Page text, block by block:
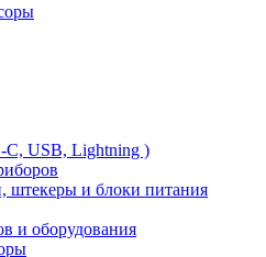
C, USB, Lightning )
штекеры и блоки питания
и оборудования